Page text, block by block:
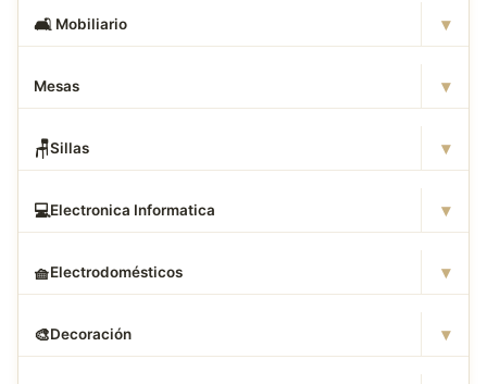
🛋 ️ Mobiliario ▾
Mesas ▾
🪑Sillas ▾
💻Electronica Informatica ▾
🧺Electrodomésticos ▾
🎨Decoración ▾